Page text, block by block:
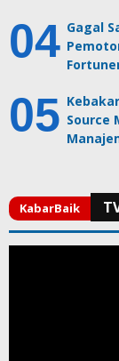
Gagal
Source